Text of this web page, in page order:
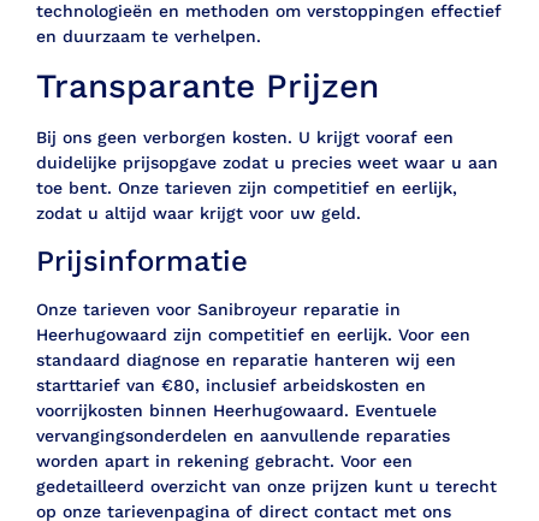
technologieën en methoden om verstoppingen effectief
en duurzaam te verhelpen.
Transparante Prijzen
Bij ons geen verborgen kosten. U krijgt vooraf een
duidelijke prijsopgave zodat u precies weet waar u aan
toe bent. Onze tarieven zijn competitief en eerlijk,
zodat u altijd waar krijgt voor uw geld.
Prijsinformatie
Onze tarieven voor Sanibroyeur reparatie in
Heerhugowaard zijn competitief en eerlijk. Voor een
standaard diagnose en reparatie hanteren wij een
starttarief van €80, inclusief arbeidskosten en
voorrijkosten binnen Heerhugowaard. Eventuele
vervangingsonderdelen en aanvullende reparaties
worden apart in rekening gebracht. Voor een
gedetailleerd overzicht van onze prijzen kunt u terecht
op onze tarievenpagina of direct contact met ons